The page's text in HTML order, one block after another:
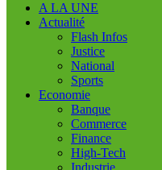
A LA UNE
Actualité
Flash Infos
Justice
National
Sports
Economie
Banque
Commerce
Finance
High-Tech